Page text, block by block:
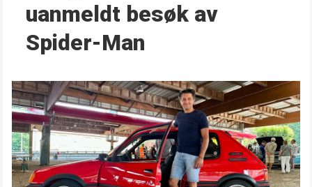
uanmeldt besøk av
Spider-Man